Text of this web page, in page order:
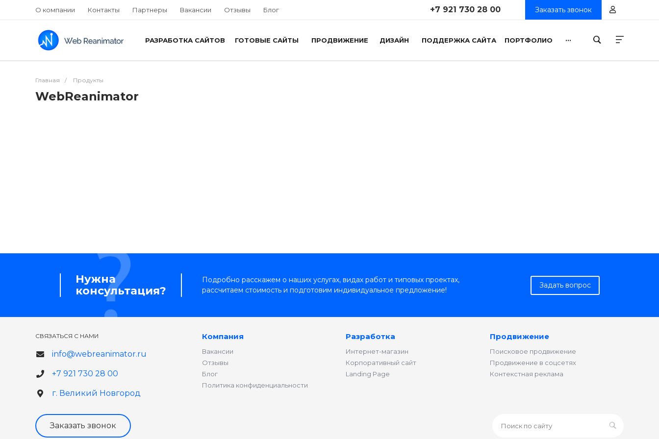
О компании Контакты Партнеры Вакансии Отзывы Блог +7 921 730 28 00 Заказать звонок
РАЗРАБОТКА САЙТОВ ГОТОВЫЕ САЙТЫ ПРОДВИЖЕНИЕ ДИЗАЙН ПОДДЕРЖКА САЙТА ПОРТФОЛИО ...
Главная / Продукты
WebReanimator
Нужна
консультация?
Подробно расскажем о наших услугах, видах работ и типовых проектах,
рассчитаем стоимость и подготовим индивидуальное предложение!
Задать вопрос
СВЯЗАТЬСЯ С НАМИ
info@webreanimator.ru
+7 921 730 28 00
г. Великий Новгород
Компания
Вакансии
Отзывы
Блог
Политика конфиденциальности
Разработка
Интернет-магазин
Корпоративный сайт
Landing Page
Продвижение
Поисковое продвижение
Продвижение в соцсетях
Контекстная реклама
Заказать звонок